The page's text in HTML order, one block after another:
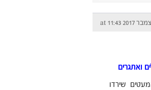
ואתגרים
שירדו